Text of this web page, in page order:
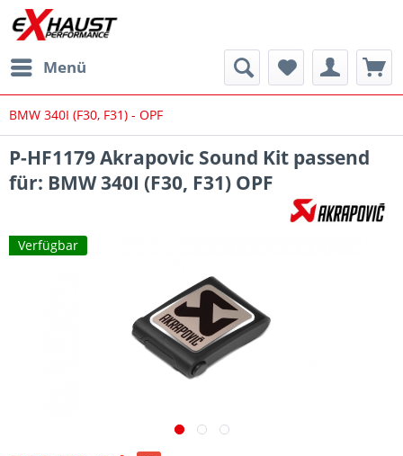
Menü
BMW 340I (F30, F31) - OPF
P-HF1179 Akrapovic Sound Kit passend
für: BMW 340I (F30, F31) OPF
Verfügbar